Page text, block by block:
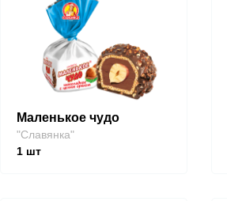
Маленькое чудо
"Славянка"
1шт